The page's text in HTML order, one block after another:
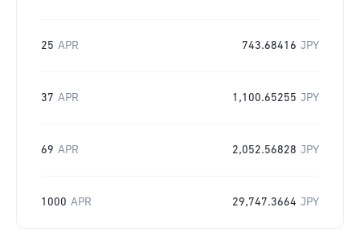
25 APR 743.68416 JPY
37 APR 1,100.65255 JPY
69 APR 2,052.56828 JPY
1000 APR 29,747.3664 JPY